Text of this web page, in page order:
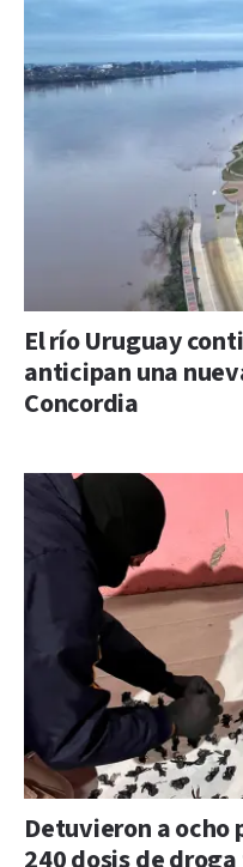
El río Uruguay
anticipan una
Concordia
Detuvieron a ocho
240 dosis de